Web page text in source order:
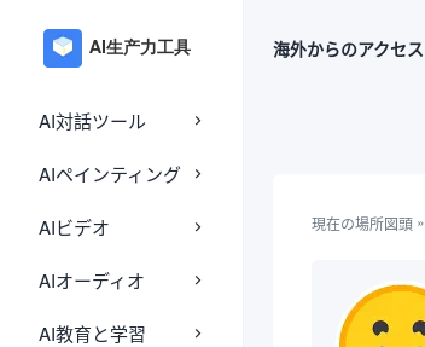
AI対話ツール
AIペインティング
AIビデオ
AIオーディオ
AI教育と学習
海外からのアクセ
現在の場所図頭 »